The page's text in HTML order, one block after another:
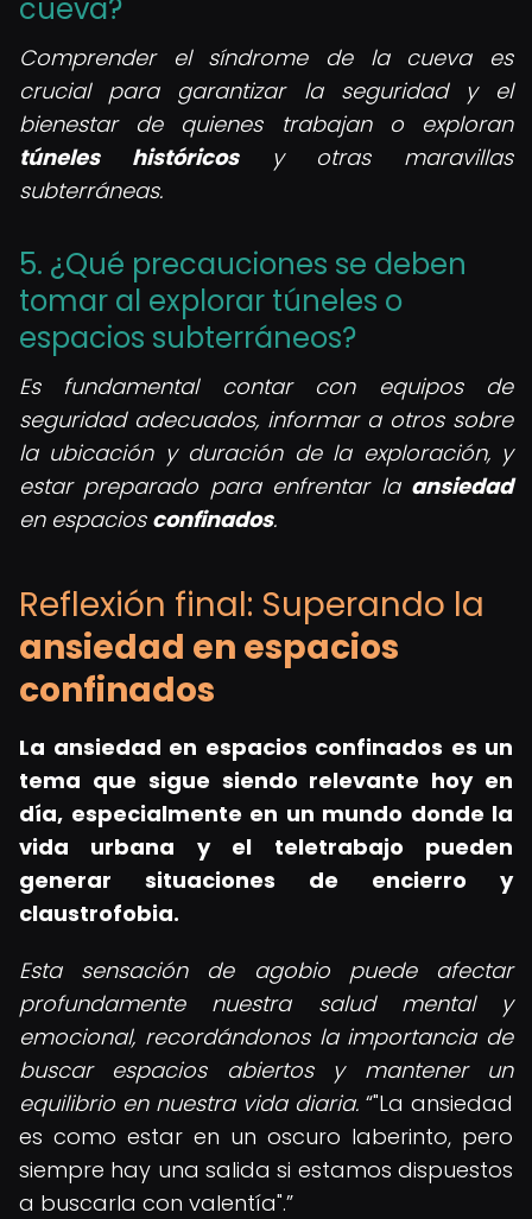
cueva?
Comprender el síndrome de la cueva es
crucial para garantizar la seguridad y el
bienestar de quienes trabajan o exploran
túneles históricosy otras maravillas
subterráneas.
5. ¿Qué precauciones se deben
tomar al explorar túneles o
espacios subterráneos?
Es fundamental contar con equipos de
seguridad adecuados, informar a otros sobre
la ubicación y duración de la exploración, y
estar preparado para enfrentar la ansiedad
en espacios confinados.
Reflexión final: Superando la
ansiedad en espacios
confinados
La ansiedad en espacios confinados es un
tema que sigue siendo relevante hoy en
día, especialmente en un mundo donde la
vida urbana y el teletrabajo pueden
generar situaciones de encierro y
claustrofobia.
Esta sensación de agobio puede afectar
profundamente nuestra salud mental y
emocional, recordándonos la importancia de
buscar espacios abiertos y mantener un
equilibrio en nuestra vida diaria. "La ansiedad
es como estar en un oscuro laberinto, pero
siempre hay una salida si estamos dispuestos
a buscarla con valentía".